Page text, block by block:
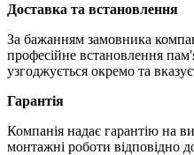
Доставка та встановлення
За бажанням замовника
професійне встановлення
узгоджується окремо та
Гарантія
Компанія надає гарантію на
монтажні роботи відповідно